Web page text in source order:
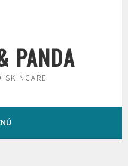
PANDA
SKINCARE